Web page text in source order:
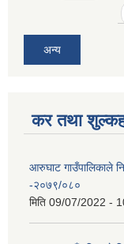
अन्य
कर तथा
आरुघाट गाउँपालिकाले
-२०७९/०८०
मिति 09/07/2022 -